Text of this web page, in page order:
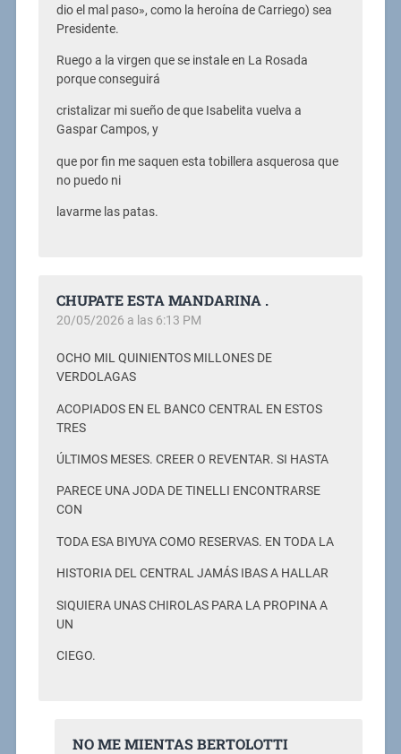
dio el mal paso», como la heroína de Carriego) sea
Presidente.
Ruego a la virgen que se instale en La Rosada
porque conseguirá
cristalizar mi sueño de que Isabelita vuelva a
Gaspar Campos, y
que por fin me saquen esta tobillera asquerosa que
no puedo ni
lavarme las patas.
CHUPATE ESTA MANDARINA .
20/05/2026 a las 6:13 PM
OCHO MIL QUINIENTOS MILLONES DE
VERDOLAGAS
ACOPIADOS EN EL BANCO CENTRAL EN ESTOS
TRES
ÚLTIMOS MESES. CREER O REVENTAR. SI HASTA
PARECE UNA JODA DE TINELLI ENCONTRARSE
CON
TODA ESA BIYUYA COMO RESERVAS. EN TODA LA
HISTORIA DEL CENTRAL JAMÁS IBAS A HALLAR
SIQUIERA UNAS CHIROLAS PARA LA PROPINA A
UN
CIEGO.
NO ME MIENTAS BERTOLOTTI